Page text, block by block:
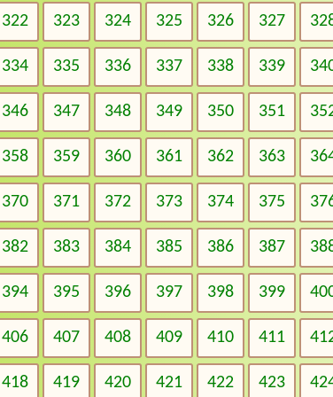
322 323 324 325 326 327
334 335 336 337 338 339
346 347 348 349 350 351
358 359 360 361 362 363
370 371 372 373 374 375
382 383 384 385 386 387
394 395 396 397 398 399
406 407 408 409 410 411
418 419 420 421 422 423